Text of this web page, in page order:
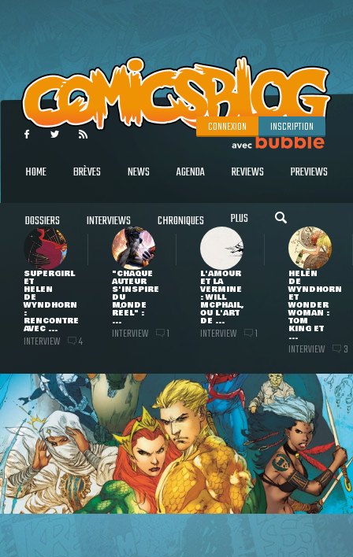
CONNEXION INSCRIPTION
HOME BRÈVES NEWS AGENDA REVIEWS PREVIEWS
DOSSIERS INTERVIEWS CHRONIQUES PLUS
SUPERGIRL
ET
HELEN
DE
WYNDHORN
:
RENCONTRE
AVEC ...
INTERVIEW 4
"CHAQUE
AUTEUR
S'INSPIRE
DU
MONDE
RÉEL" :
...
INTERVIEW 1
L'AMOUR
ET LA
VERMINE
: WILL
MCPHAIL,
OU L'ART
DE ...
INTERVIEW 1
HELEN
DE
WYNDHORN
ET
WONDER
WOMAN :
TOM
KING ET
...
INTERVIEW 3